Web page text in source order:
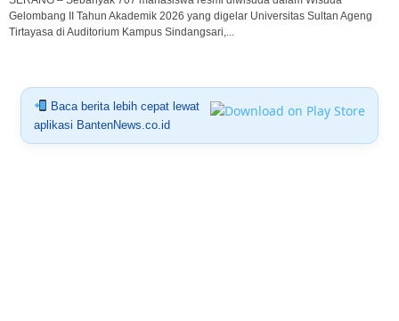
Gelombang II Tahun Akademik 2026 yang digelar Universitas Sultan Ageng
Tirtayasa di Auditorium Kampus Sindangsari,...
Baca berita lebih cepat lewat
aplikasi BantenNews.co.id